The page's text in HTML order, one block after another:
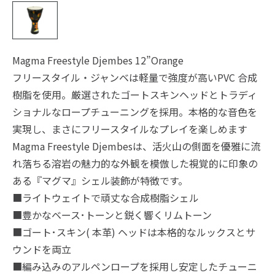
Magma Freestyle Djembes 12”Orange
フリースタイル・ジャンベは軽量で強度が高いPVC 合成
樹脂を使用。厳選されたゴートスキンヘッドとトラディ
ショナルなロープチューニングを採用。本格的な音色を
実現し、まさにフリースタイルなプレイを楽しめます
Magma Freestyle Djembesは、活火山の側面を優雅に流
れ落ちる溶岩の魅力的な外観を模倣した視覚的に印象の
ある『マグマ』シェル装飾が特徴です。
■ライトウェイトで頑丈な合成樹脂シェル
■豊かなベース･トーンと鋭く響くリムトーン
■ゴート･スキン( 本革) ヘッドは本格的なルックスとサ
ウンドを両立
■編み込みのアルペンロープを採用し安定したチューニ